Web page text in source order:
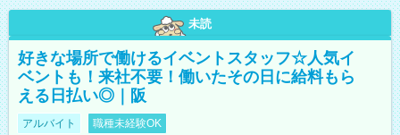
未読
好きな場所で働けるイベントスタッフ☆人気イ
ベントも！来社不要！働いたその日に給料もら
える日払い◎｜阪
アルバイト 職種未経験OK